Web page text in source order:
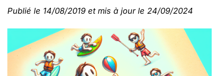
Publié le 14/08/2019 et mis à jour le 24/09/2024